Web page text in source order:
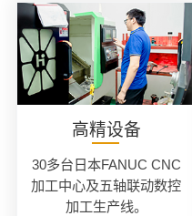
高精设备
30多台日本FANUC CNC
加工中心及五轴联动数控
加工生产线。